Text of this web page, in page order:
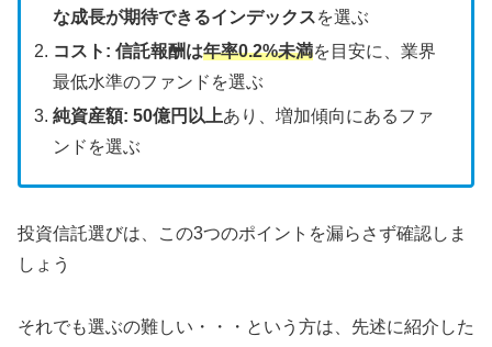
な成長が期待できるインデックスを選ぶ
コスト: 信託報酬は年率0.2%未満を目安に、業界
最低水準のファンドを選ぶ
純資産額: 50億円以上あり、増加傾向にあるファ
ンドを選ぶ
投資信託選びは、この3つのポイントを漏らさず確認しま
しょう
それでも選ぶの難しい・・・という方は、先述に紹介した